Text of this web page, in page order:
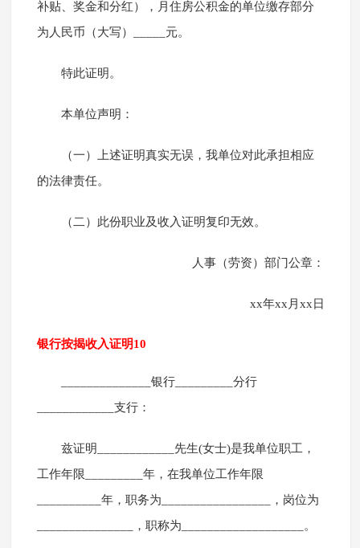
补贴、奖金和分红），月住房公积金的单位缴存部分
为人民币（大写）_____元。
特此证明。
本单位声明：
（一）上述证明真实无误，我单位对此承担相应
的法律责任。
（二）此份职业及收入证明复印无效。
人事（劳资）部门公章：
xx年xx月xx日
银行按揭收入证明10
______________银行_________分行
____________支行：
兹证明____________先生(女士)是我单位职工，
工作年限_________年，在我单位工作年限
__________年，职务为_________________，岗位为
_______________，职称为___________________。